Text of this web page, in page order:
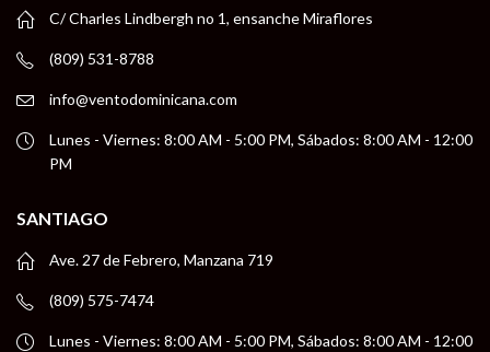
C/ Charles Lindbergh no 1, ensanche Miraflores
(809) 531-8788
info@ventodominicana.com
Lunes - Viernes: 8:00 AM - 5:00 PM, Sábados: 8:00 AM - 12:00
PM
SANTIAGO
Ave. 27 de Febrero, Manzana 719
(809) 575-7474
Lunes - Viernes: 8:00 AM - 5:00 PM, Sábados: 8:00 AM - 12:00